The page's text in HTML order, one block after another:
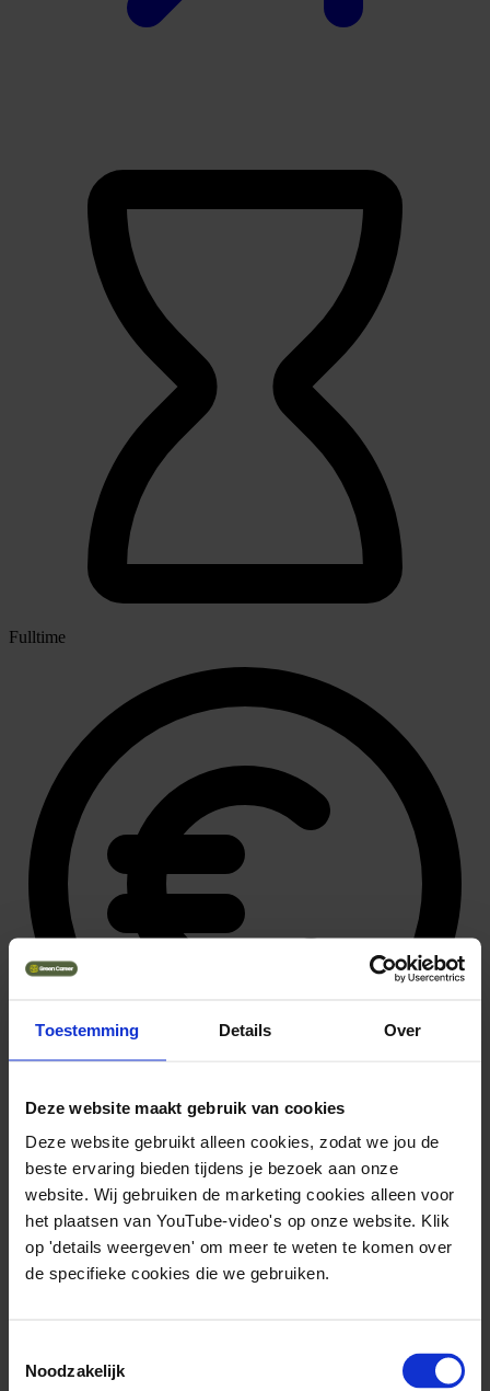
Toestemming Details Over
Deze website maakt gebruik van cookies
Deze website gebruikt alleen cookies, zodat we jou de
beste ervaring bieden tijdens je bezoek aan onze
website. Wij gebruiken de marketing cookies alleen voor
het plaatsen van YouTube-video's op onze website. Klik
op 'details weergeven' om meer te weten te komen over
de specifieke cookies die we gebruiken.
Noodzakelijk
Fulltime
41.472 ~ 45.360
Solliciteer direct